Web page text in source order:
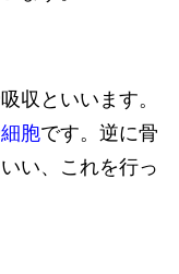
収といいます。
胞です。逆に骨
い、これを行っ